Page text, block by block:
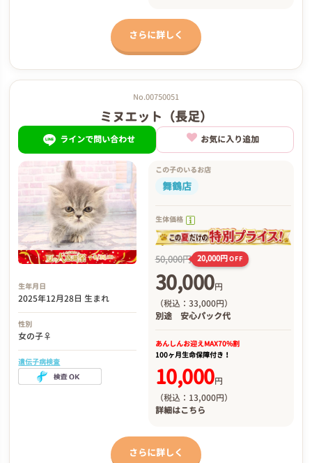
さらに詳しく
No.00750051
ミヌエット（長足）
ラインで問い合わせ お気に入り追加
生年月日
2025年12月28日 生まれ
性別
女の子♀
遺伝子病検査
この子のいるお店
舞鶴店
生体価格
50,000円 20,000円OFF
30,000円
（税込：33,000円）
別途 安心パック代
あんしんお迎えMAX70%割
100ヶ月生命保障付き！
10,000円
（税込：13,000円）
詳細はこちら
さらに詳しく